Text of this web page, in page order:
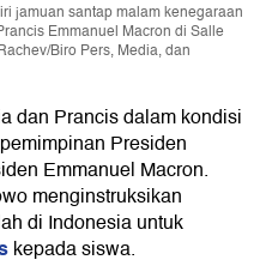
jamuan santap malam kenegaraan
Emmanuel Macron di Salle
Biro Pers, Media, dan
dan Prancis dalam kondisi
Presiden
Emmanuel Macron.
menginstruksikan
di Indonesia untuk
kepada siswa.